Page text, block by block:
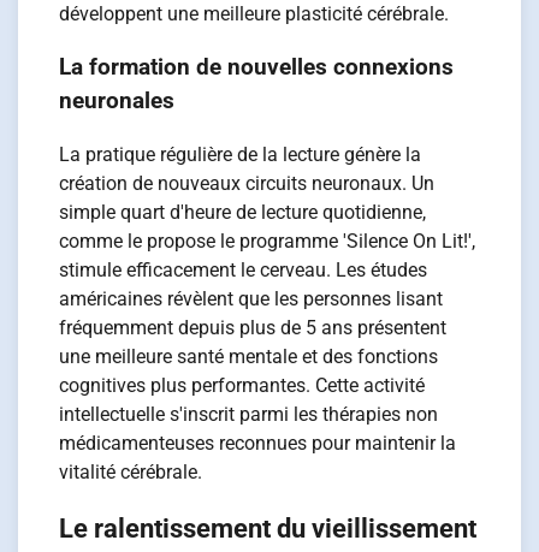
développent une meilleure plasticité cérébrale.
La formation de nouvelles connexions
neuronales
La pratique régulière de la lecture génère la
création de nouveaux circuits neuronaux. Un
simple quart d'heure de lecture quotidienne,
comme le propose le programme 'Silence On Lit!',
stimule efficacement le cerveau. Les études
américaines révèlent que les personnes lisant
fréquemment depuis plus de 5 ans présentent
une meilleure santé mentale et des fonctions
cognitives plus performantes. Cette activité
intellectuelle s'inscrit parmi les thérapies non
médicamenteuses reconnues pour maintenir la
vitalité cérébrale.
Le ralentissement du vieillissement